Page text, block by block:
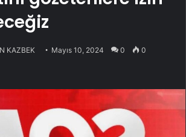
KAZBEK Mayıs 10, 2024 0 0